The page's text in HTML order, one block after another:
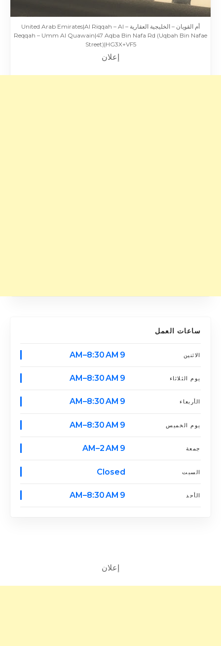
أم القويان – الخليجية العقارية – United Arab Emirates|Al Riqqah – Al
Reqqah – Umm Al Quawain|47 Aqba Bin Nafa Rd (Uqbah Bin Nafae
Street)|HG3X+VF5
إعلان
ساعات العمل
الاثنين 9 AM–8:30 AM
يوم الثلاثاء 9 AM–8:30 AM
الأربعاء 9 AM–8:30 AM
يوم الخميس 9 AM–8:30 AM
جمعة 9 AM–2 AM
السبت Closed
الأحد 9 AM–8:30 AM
إعلان